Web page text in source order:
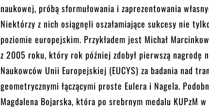
naukowej, próbą sformułowania i zaprezentowania
Niektórzy z nich osiągnęli oszałamiające sukcesy nie
poziomie europejskim. Przykładem jest Michał
z 2005 roku, który rok później zdobył pierwszą nagrodę
Naukowców Unii Europejskiej (EUCYS) za badania nad
geometrycznymi łączącymi proste Eulera i Nagela.
Magdalena Bojarska, która po srebrnym medalu KUPzM